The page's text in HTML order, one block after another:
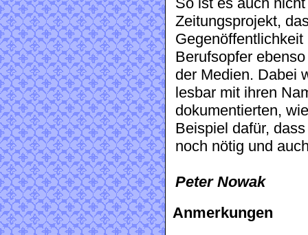
So ist es auch
Zeitungsprojekt,
Berufsopfer
der Medien. Dabei
lesbar mit ihren
dokumentierten,
Beispiel dafür,
noch nötig und
Peter Nowak
Anmerkungen